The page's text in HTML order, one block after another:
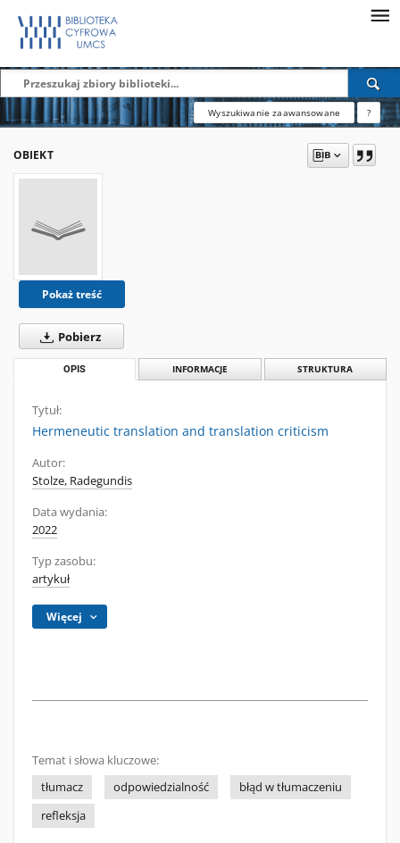
Wyszukiwanie zaawansowane ?
OBIEKT
Pokaż treść
Pobierz
OPIS INFORMACJE STRUKTURA
Tytuł:
Hermeneutic translation and translation criticism
Autor:
Stolze, Radegundis
Data wydania:
2022
Typ zasobu:
artykuł
Więcej
Temat i słowa kluczowe:
tłumacz
odpowiedzialność
błąd w tłumaczeniu
refleksja